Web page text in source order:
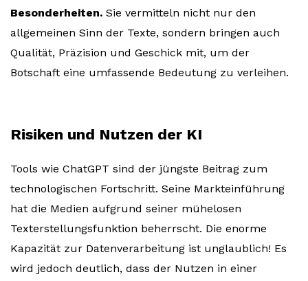
Besonderheiten. Sie vermitteln nicht nur den
allgemeinen Sinn der Texte, sondern bringen auch
Qualität, Präzision und Geschick mit, um der
Botschaft eine umfassende Bedeutung zu verleihen.
Risiken und Nutzen der KI
Tools wie ChatGPT sind der jüngste Beitrag zum
technologischen Fortschritt. Seine Markteinführung
hat die Medien aufgrund seiner mühelosen
Texterstellungsfunktion beherrscht. Die enorme
Kapazität zur Datenverarbeitung ist unglaublich! Es
wird jedoch deutlich, dass der Nutzen in einer